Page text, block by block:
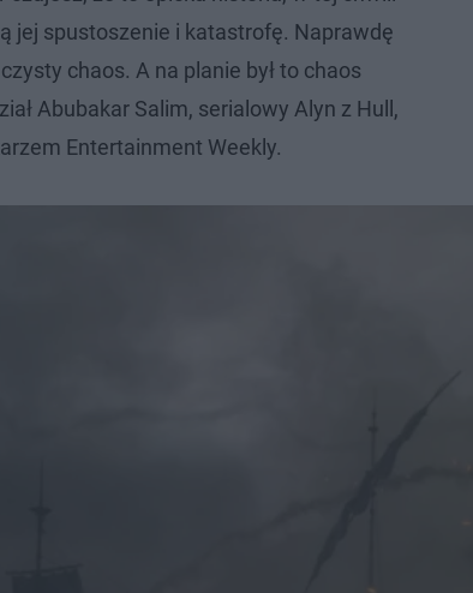
jej spustoszenie i katastrofę. Naprawdę
chaos. A na planie był to chaos
Abubakar Salim, serialowy Alyn z Hull,
Entertainment Weekly.